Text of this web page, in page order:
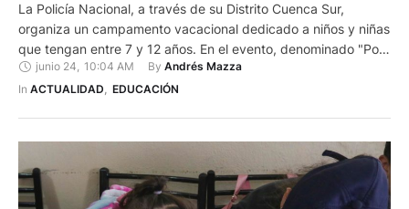
La Policía Nacional, a través de su Distrito Cuenca Sur,
organiza un campamento vacacional dedicado a niños y niñas
que tengan entre 7 y 12 años. En el evento, denominado "Poli
Scouts", se realizarán actividades recreativas, juegos al aire
libre, talleres de seguridad ciudadana y autoprotección, y
junio 24 10:04 AM By Andrés Mazza
In ACTUALIDAD, EDUCACIÓN